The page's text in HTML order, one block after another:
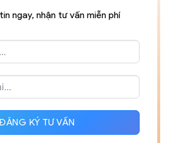
ngay, nhận tư vấn miễn phí
ĐĂNG KÝ TƯ VẤN